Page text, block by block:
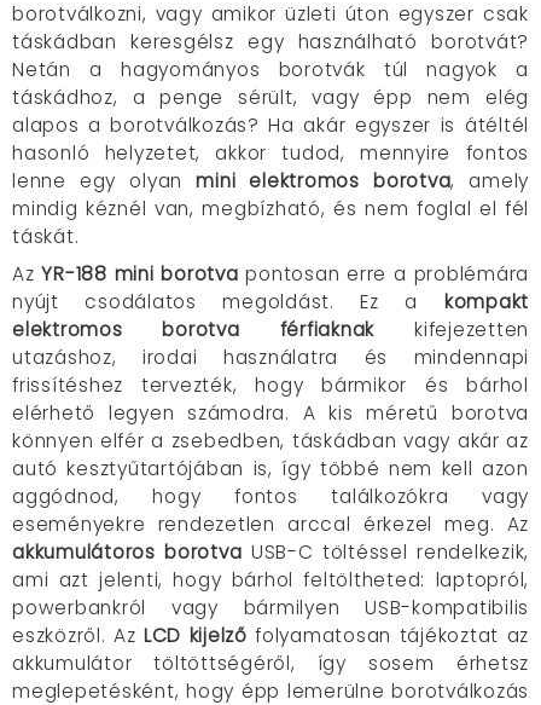
borotválkozni, vagy amikor üzleti úton egyszer csak
táskádban keresgélsz egy használható borotvát?
Netán a hagyományos borotvák túl nagyok a
táskádhoz, a penge sérült, vagy épp nem elég
alapos a borotválkozás? Ha akár egyszer is átéltél
hasonló helyzetet, akkor tudod, mennyire fontos
lenne egy olyanmini elektromos borotva, amely
mindig kéznél van, megbízható, és nem foglal el fél
táskát.
AzYR-188 mini borotva pontosan erre a problémára
nyújt csodálatos megoldást. Ez a kompakt
elektromos borotva férfiaknak kifejezetten
utazáshoz, irodai használatra és mindennapi
frissítéshez tervezték, hogy bármikor és bárhol
elérhető legyen számodra. A kis méretű borotva
könnyen elfér a zsebedben, táskádban vagy akár az
autó kesztyűtartójában is, így többé nem kell azon
aggódnod, hogy fontos találkozókra vagy
eseményekre rendezetlen arccal érkezel meg. Az
akkumulátoros borotva USB-C töltéssel rendelkezik,
ami azt jelenti, hogy bárhol feltöltheted: laptopról,
powerbankról vagy bármilyen USB-kompatibilis
eszközről. Az LCD kijelző folyamatosan tájékoztat az
akkumulátor töltöttségéről, így sosem érhetsz
meglepetésként, hogy épp lemerülne borotválkozás